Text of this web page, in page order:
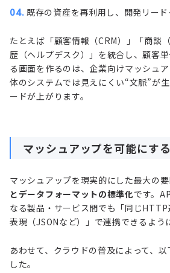
既存の資産を再利用し、開発リー
たとえば「顧客情報（CRM）」「商談
歴（ヘルプデスク）」を統合し、顧客
る画面を作るのは、企業向けマッシュ
体のシステムでは見えにくい“文脈”が
ードが上がります。
マッシュアップを可能にす
マッシュアップを現実的にした最大の要
とデータフォーマットの標準化です。
なる製品・サービス間でも「同じ
表現（JSONなど）」で連携できるよう
あわせて、クラウドの普及によって、
した。